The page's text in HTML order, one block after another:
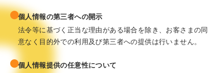
個人情報の第三者への開示
法令等に基づく正当な理由がある場合を除き、お客さまの同
意なく目的外での利用及び第三者への提供は行いません。
個人情報提供の任意性について